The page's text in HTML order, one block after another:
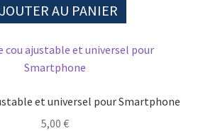
AU PANIER
et universel pour Smartphone
5,00 €